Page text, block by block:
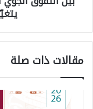
ق
ل
ع
ق
ل
مقالات ذات صلة